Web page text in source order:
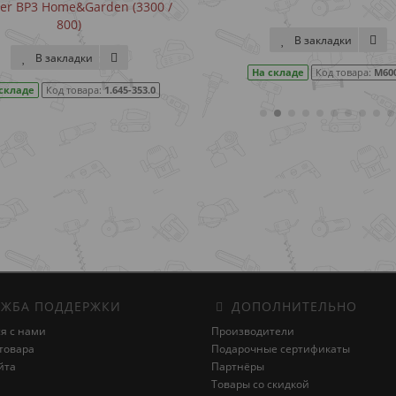
В закладки
На складе Код товара:
ПОДДЕРЖКИ
с нами
ДОПОЛНИТЕЛЬНО
Производители
Подарочные сертификаты
Партнёры
Товары со скидкой